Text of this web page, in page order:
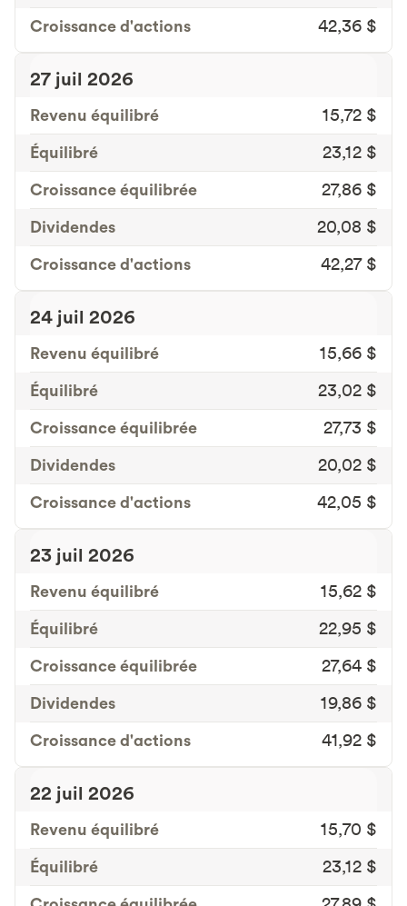
Croissance d'actions
42,36 $
27 juil 2026
Revenu équilibré
15,72 $
Équilibré
23,12 $
Croissance équilibrée
27,86 $
Dividendes
20,08 $
Croissance d'actions
42,27 $
24 juil 2026
Revenu équilibré
15,66 $
Équilibré
23,02 $
Croissance équilibrée
27,73 $
Dividendes
20,02 $
Croissance d'actions
42,05 $
23 juil 2026
Revenu équilibré
15,62 $
Équilibré
22,95 $
Croissance équilibrée
27,64 $
Dividendes
19,86 $
Croissance d'actions
41,92 $
22 juil 2026
Revenu équilibré
15,70 $
Équilibré
23,12 $